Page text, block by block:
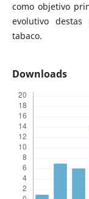
como objetivo
evolutivo
tabaco.
Downloads